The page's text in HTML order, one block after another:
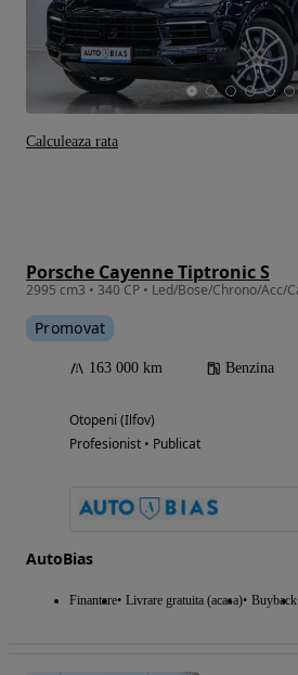
Porsche Cayenne Tiptronic S
Promovat
163 000 km Benzina
Otopeni (Ilfov)
Profesionist • Publicat
AutoBias
Finantare Livrare gratuita (acasa) Buyback
Calculeaza rata